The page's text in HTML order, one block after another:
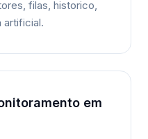
filas, historico,
artificial.
em